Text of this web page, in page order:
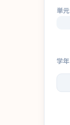
単元
学年